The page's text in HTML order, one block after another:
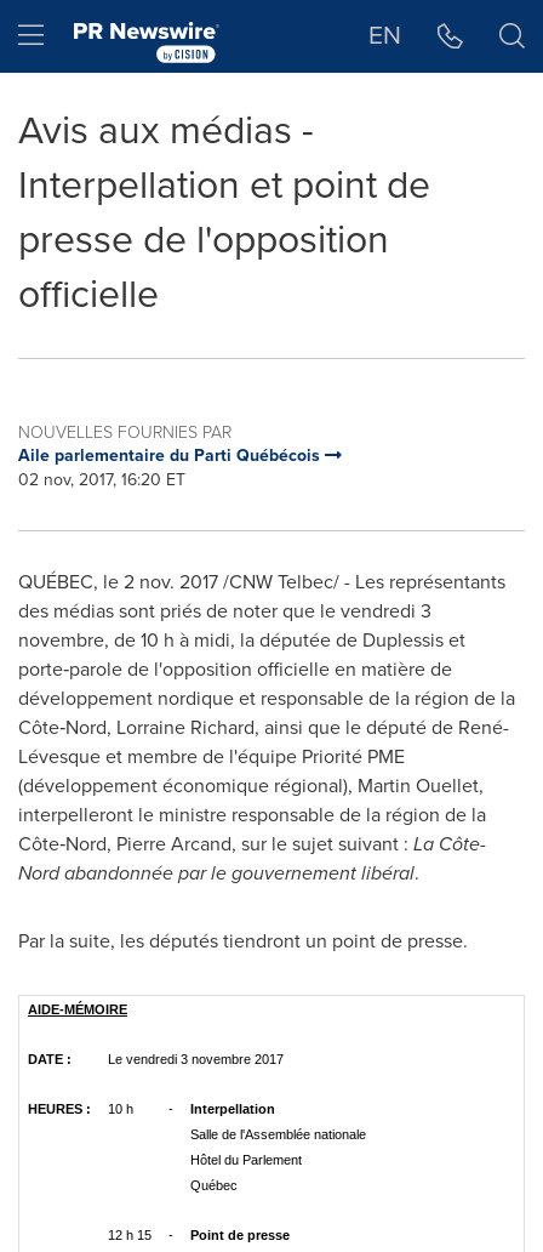
Hamburger menu EN
Avis aux médias -
Interpellation et point de
presse de l'opposition
officielle
NOUVELLES FOURNIES PAR
Aile parlementaire du Parti Québécois
02 nov, 2017, 16:20 ET
QUÉBEC, le2 nov. 2017/CNW Telbec/ - Les représentants
des médias sont priés de noter que le vendredi 3
novembre, de 10 h à midi, la députée de Duplessis et
porte‑parole de l'opposition officielle en matière de
développement nordique et responsable de la région de la
Côte‑Nord, Lorraine Richard, ainsi que le député de René-
Lévesque et membre de l'équipe Priorité PME
(développement économique régional), Martin Ouellet,
interpelleront le ministre responsable de la région de la
Côte‑Nord, Pierre Arcand, sur le sujet suivant : La Côte-
Nord abandonnée par le gouvernement libéral.
Par la suite, les députés tiendront un point de presse.
AIDE-MÉMOIRE
DATE : Le vendredi 3 novembre 2017
HEURES : 10 h -
Interpellation
Salle de l'Assemblée nationale
Hôtel du Parlement
Québec
12 h 15 -
Point de presse